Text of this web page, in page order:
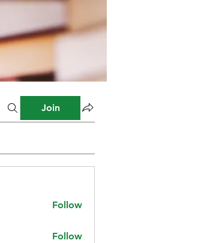
Join
Follow
Follow